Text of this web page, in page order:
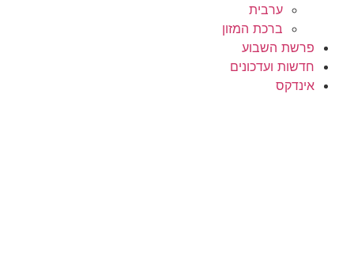
ערבית
ברכת המזון
פרשת השבוע
חדשות ועדכונים
אינדקס